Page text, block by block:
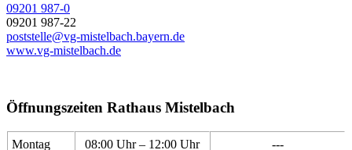
09201 987-0
09201 987-22
poststelle@vg-mistelbach.bayern.de
www.vg-mistelbach.de
Öffnungszeiten Rathaus Mistelbach
Montag 08:00 Uhr – 12:00 Uhr
---